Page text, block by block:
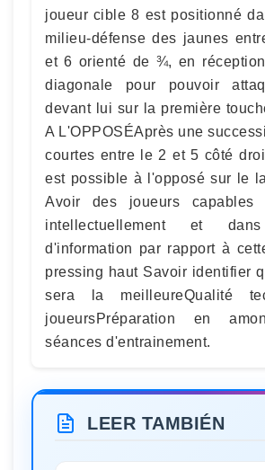
joueur cible 8 est positionné
milieu-défense des jaunes
et 6 orienté de ¾, en réception
diagonale pour pouvoir
devant lui sur la première
A L'OPPOSÉAprès une
courtes entre le 2 et 5 côté
est possible à l'opposé sur le
Avoir des joueurs capables
intellectuellement et
d'information par rapport à
pressing haut Savoir identifier
sera la meilleureQualité
joueursPréparation en
séances d'entrainement.
LEER TAMBIÉN